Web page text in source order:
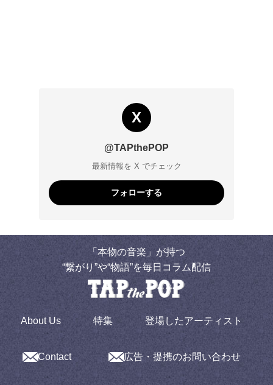
X
@TAPthePOP
最新情報を X でチェック
フォローする
「本物の音楽」が持つ
“繋がり”や“物語”を毎日コラム配信
About Us 特集 登場したアーティスト
Contact 広告・提携のお問い合わせ